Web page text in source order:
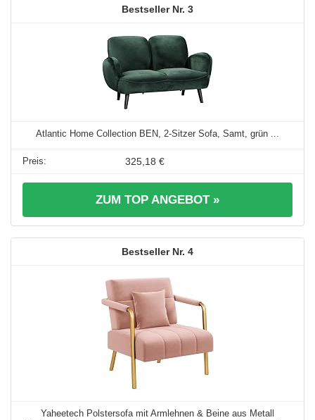
3
Atlantic Home Collection BEN, 2-Sitzer Sofa, Samt, grün ...
325,18 €
ZUM TOP ANGEBOT »
4
Yaheetech Polstersofa mit Armlehnen & Beine aus Metall